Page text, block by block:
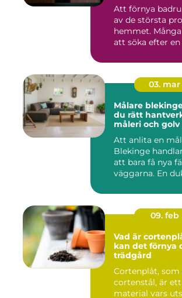
Att förnya
av de största
hemmet.
att söka efter en
03. mar
Målare blekinge så
du rätt
måleri och golv
Att anlita en
Blekinge
att bara få nya
väggarna. En
09. feb
Vad är
kan det förnya
trädgård
Cortenplåt, som
cortenstål, är
material vars